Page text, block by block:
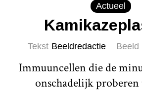
Actueel
Tekst Beeldredactie Beeld
Immuuncellen die de
onschadelijk proberen